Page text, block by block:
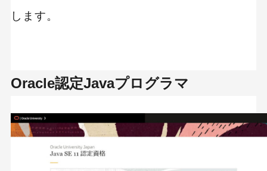
します。
Oracle認定Javaプログラマ